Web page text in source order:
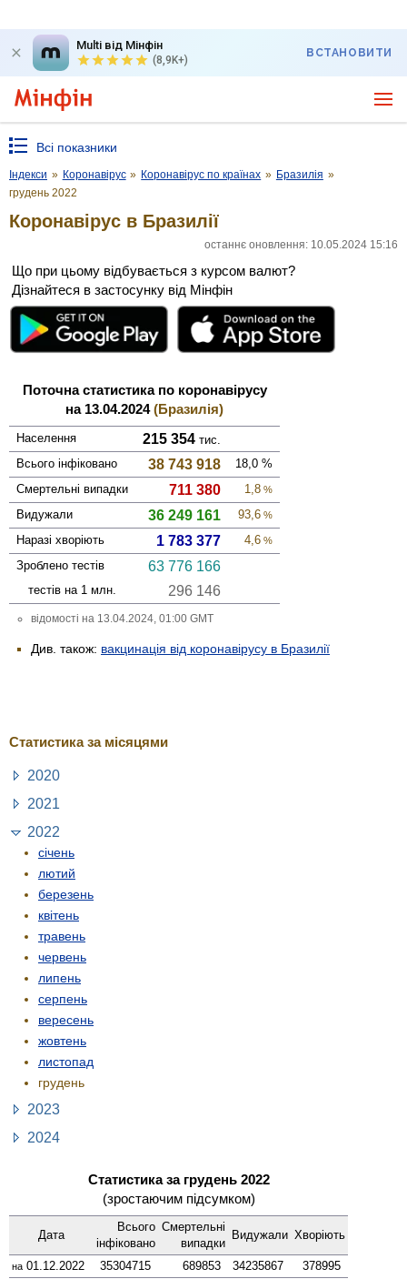
Multi від Мінфін
(8,9K+)
ВСТАНОВИТИ
Всі показники
Індекси » Коронавірус » Коронавірус по країнах » Бразилія »
грудень 2022
Коронавірус в Бразилії
останнє оновлення: 10.05.2024 15:16
Що при цьому відбувається з курсом валют?
Дізнайтеся в застосунку від Мінфін
Поточна статистика по коронавірусу
на 13.04.2024(Бразилія)
Населення 215 354 тис.
Всього інфі­ковано
38 743 918 18,0 %
Смер­тельні випадки
711 380 1,8 %
Виду­жали 36 249 161 93,6 %
Наразі хворіють 1 783 377 4,6 %
Зроблено тестів 63 776 166
тестів на 1 млн. 296 146
відомості на 13.04.2024, 01:00 GMT
Див. також: вакцинація від коронавірусу в Бразилії
Статистика за місяцями
2020
2021
2022
січень
лютий
березень
квітень
травень
червень
липень
серпень
вересень
жовтень
листопад
грудень
2023
2024
Статистика за грудень 2022
(зростаючим підсумком)
Дата
Всього
інфі­ковано
Смер­тельні
випадки
Виду­жали Хворіють
на 01.12.2022 35304715 689853 34235867 378995